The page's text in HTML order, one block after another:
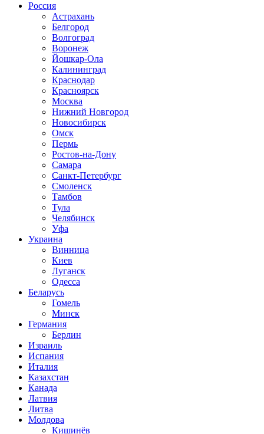
Россия
Астрахань
Белгород
Волгоград
Воронеж
Йошкар-Ола
Калининград
Краснодар
Красноярск
Москва
Нижний Новгород
Новосибирск
Омск
Пермь
Ростов-на-Дону
Самара
Санкт-Петербург
Смоленск
Тамбов
Тула
Челябинск
Уфа
Украина
Винница
Киев
Луганск
Одесса
Беларусь
Гомель
Минск
Германия
Берлин
Израиль
Испания
Италия
Казахстан
Канада
Латвия
Литва
Молдова
Кишинёв